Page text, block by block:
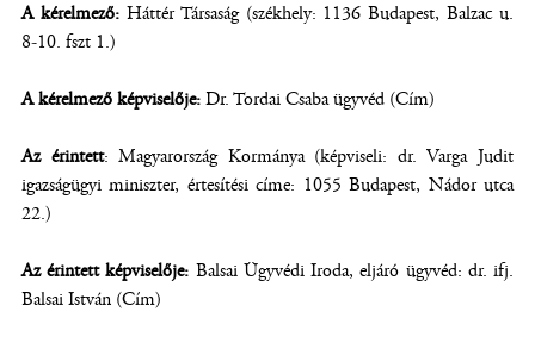
A kérelmező: Háttér Társaság (székhely: 1136 Budapest, Balzac u.
8-10. fszt 1.)
A kérelmező képviselője:Dr. Tordai Csaba ügyvéd (Cím)
Az érintett: Magyarország Kormánya (képviseli: dr. Varga Judit
igazságügyi miniszter, értesítési címe: 1055 Budapest, Nádor utca
22.)
Az érintett képviselője: Balsai Ügyvédi Iroda, eljáró ügyvéd: dr. ifj.
Balsai István (Cím)